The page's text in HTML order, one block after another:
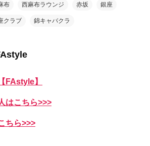
布 西麻布ラウンジ 赤坂 銀座
クラブ 錦キャバクラ
FAstyle】
はこちら>>>
ちら>>>